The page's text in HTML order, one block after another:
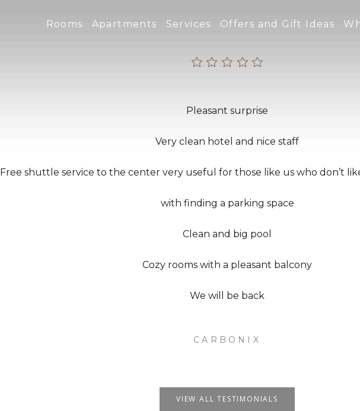
Rooms Apartments Services Offers and Gift Ideas
Pleasant surprise
Very clean hotel and nice staff
Free shuttle service to the center very useful for those like us who don’t
with finding a parking space
Clean and big pool
Cozy rooms with a pleasant balcony
We will be back
CARBONIX
VIEW ALL TESTIMONIALS